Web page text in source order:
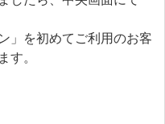
」を初めてご利用のお客
す。